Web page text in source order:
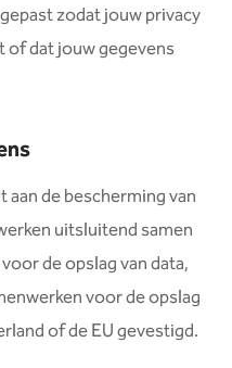
zodat jouw privacy
of dat jouw gegevens
de bescherming van
uitsluitend samen
de opslag van data,
voor de opslag
of de EU gevestigd.